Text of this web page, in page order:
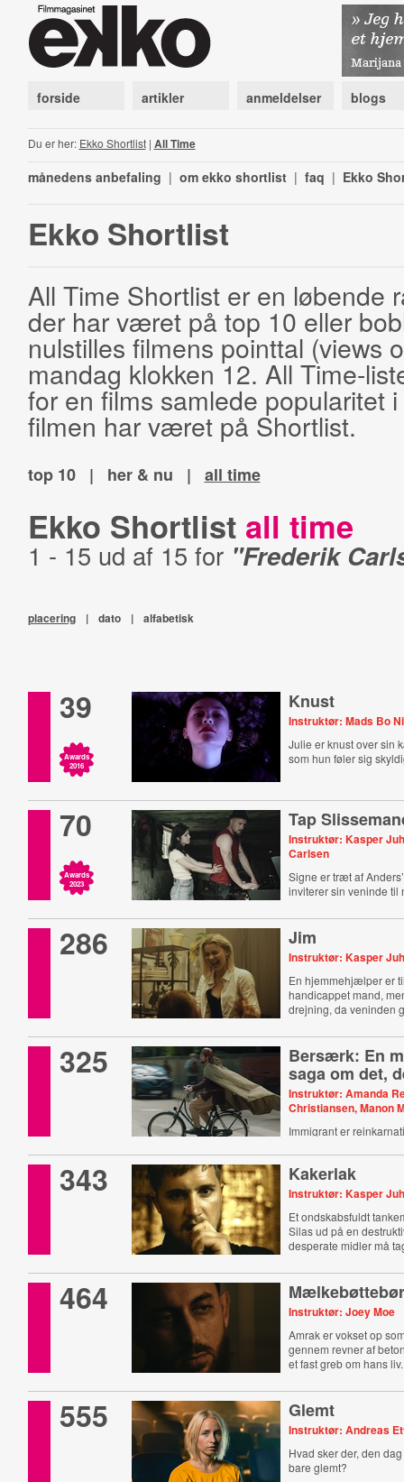
forside artikler anmeldelser blogs
Du er her: Ekko Shortlist| All Time
månedens anbefaling | om ekko shortlist | faq | Ekko
Ekko Shortlist
All Time Shortlist er en løbende
der har været på top 10 eller
nulstilles filmens pointtal (views
mandag klokken 12. All Time-
for en films samlede popularitet
filmen har været på Shortlist.
top 10 | her & nu | all time
Ekko Shortlist all time
1 - 15 ud af 15 for "Frederik
placering | dato | alfabetisk
39
Awards
2016
Knust
Instruktør: Mads Bo
Julie er knust over sin
som hun føler sig
70
Awards
2023
Tap
Instruktør: Kasper
Carlsen
Signe er træt af
inviterer sin veninde til
286 Jim
Instruktør: Kasper
En hjemmehjælper er
handicappet mand,
drejning, da veninden
325 Bersærk: En
saga om det,
Instruktør: Amanda
Christiansen, Manon
Immigrant er
343 Kakerlak
Instruktør: Kasper
Et ondskabsfuldt
Silas ud på en
desperate midler må
464 Instruktør: Joey Moe
Amrak er vokset op
gennem revner af
et fast greb om hans liv.
555 Glemt
Instruktør: Andreas
Hvad sker der, den
bare glemt?